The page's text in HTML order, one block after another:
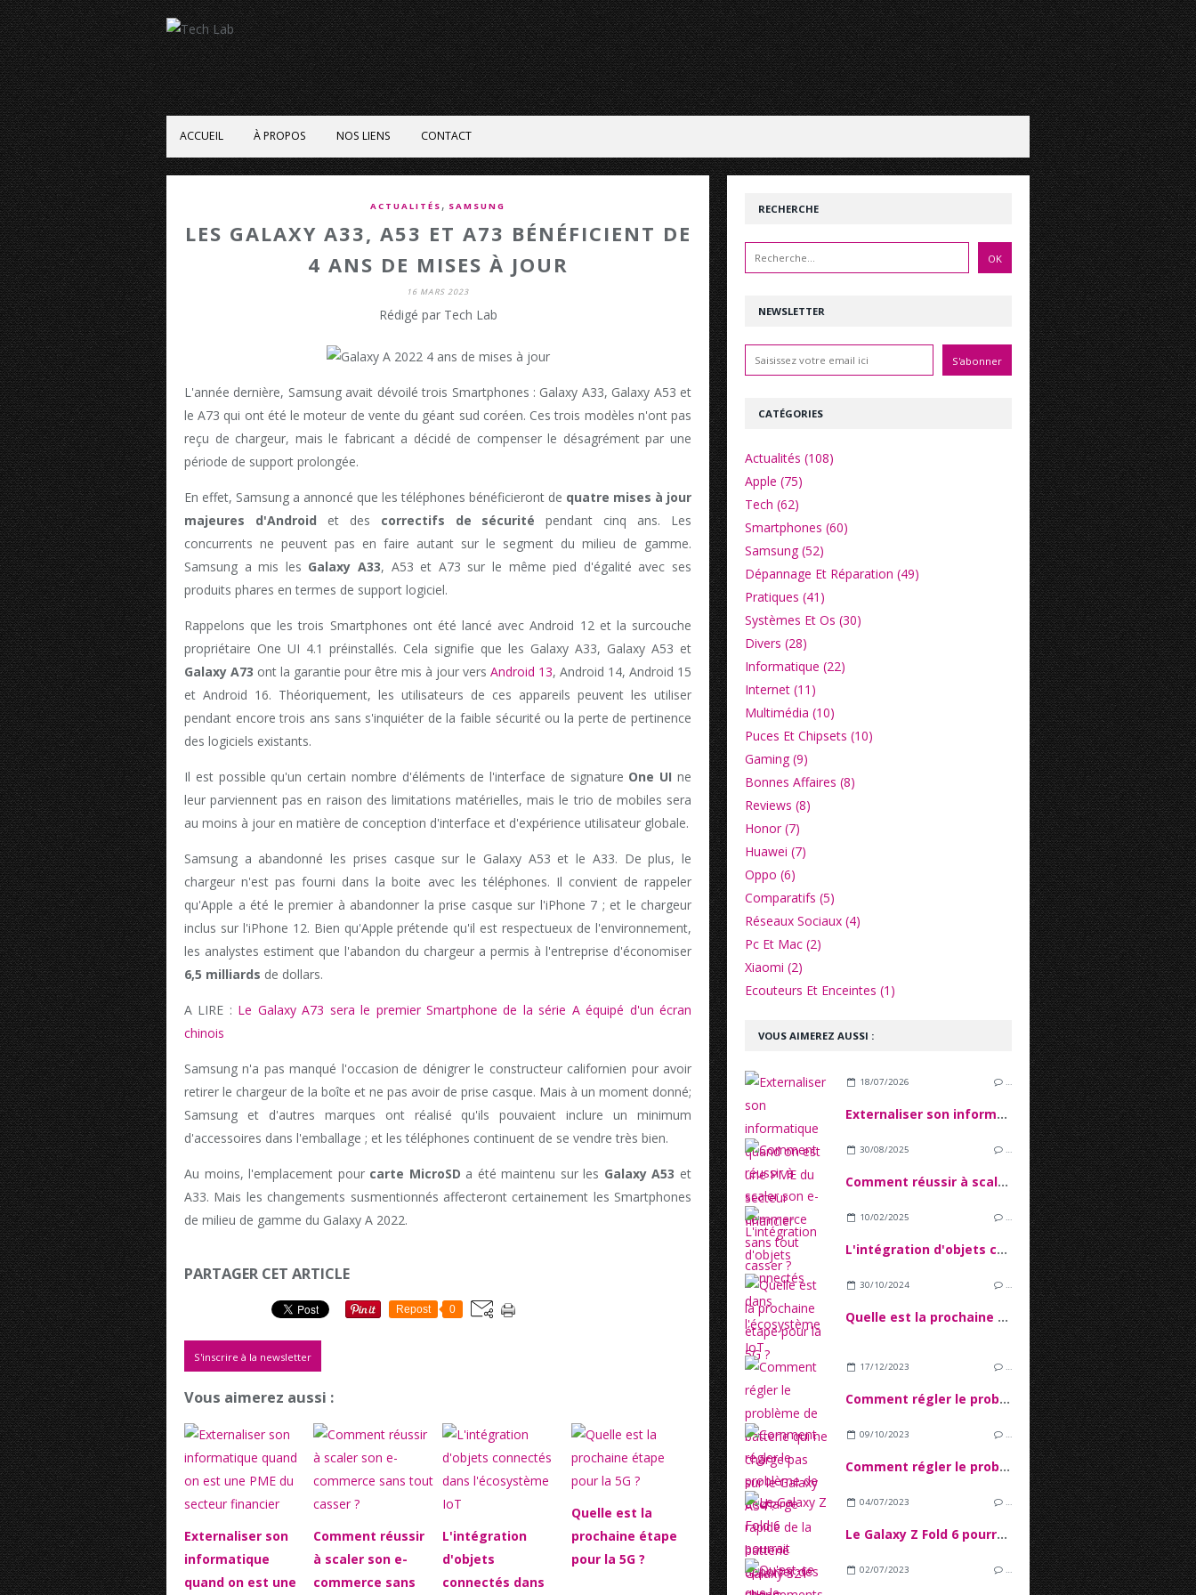
ACCUEIL À PROPOS NOS LIENS CONTACT
ACTUALITÉS , SAMSUNG
LES GALAXY A33, A53 ET A73 BÉNÉFICIENT DE
4 ANS DE MISES À JOUR
16 MARS 2023
Rédigé par Tech Lab
L'année dernière, Samsung avait dévoilé trois Smartphones : Galaxy A33, Galaxy A53 et
le A73 qui ont été le moteur de vente du géant sud coréen. Ces trois modèles n'ont pas
reçu de chargeur, mais le fabricant a décidé de compenser le désagrément par une
période de support prolongée.
En effet, Samsung a annoncé que les téléphones bénéficieront de quatre mises à jour
majeures d'Android et des correctifs de sécurité pendant cinq ans. Les
concurrents ne peuvent pas en faire autant sur le segment du milieu de gamme.
Samsung a mis les Galaxy A33, A53 et A73 sur le même pied d'égalité avec ses
produits phares en termes de support logiciel.
Rappelons que les trois Smartphones ont été lancé avec Android 12 et la surcouche
propriétaire One UI 4.1 préinstallés. Cela signifie que les Galaxy A33, Galaxy A53 et
Galaxy A73 ont la garantie pour être mis à jour vers Android 13, Android 14, Android 15
et Android 16. Théoriquement, les utilisateurs de ces appareils peuvent les utiliser
pendant encore trois ans sans s'inquiéter de la faible sécurité ou la perte de pertinence
des logiciels existants.
Il est possible qu'un certain nombre d'éléments de l'interface de signature One UI ne
leur parviennent pas en raison des limitations matérielles, mais le trio de mobiles sera
au moins à jour en matière de conception d'interface et d'expérience utilisateur globale.
Samsung a abandonné les prises casque sur le Galaxy A53 et le A33. De plus, le
chargeur n'est pas fourni dans la boite avec les téléphones. Il convient de rappeler
qu'Apple a été le premier à abandonner la prise casque sur l'iPhone 7 ; et le chargeur
inclus sur l'iPhone 12. Bien qu'Apple prétende qu'il est respectueux de l'environnement,
les analystes estiment que l'abandon du chargeur a permis à l'entreprise d'économiser
6,5 milliards de dollars.
A LIRE : Le Galaxy A73 sera le premier Smartphone de la série A équipé d'un écran
chinois
Samsung n'a pas manqué l'occasion de dénigrer le constructeur californien pour avoir
retirer le chargeur de la boîte et ne pas avoir de prise casque. Mais à un moment donné;
Samsung et d'autres marques ont réalisé qu'ils pouvaient inclure un minimum
d'accessoires dans l'emballage ; et les téléphones continuent de se vendre très bien.
Au moins, l'emplacement pour carte MicroSD a été maintenu sur les Galaxy A53 et
A33. Mais les changements susmentionnés affecteront certainement les Smartphones
de milieu de gamme du Galaxy A 2022.
PARTAGER CET ARTICLE
Repost 0
S'inscrire à la newsletter
Vous aimerez aussi :
Externaliser son
informatique
quand on est une
Comment réussir
à scaler son e-
commerce sans
L'intégration
d'objets
connectés dans
Quelle est la
prochaine étape
pour la 5G ?
NEWSLETTER
RECHERCHE
VOUS AIMEREZ AUSSI :
18/07/2026 …
Externaliser son informatique quand on est une PME du secteur financier
30/08/2025 …
Comment réussir à scaler son e-commerce sans tout casser ?
10/02/2025 …
L'intégration d'objets connectés dans l'écosystème IoT
30/10/2024 …
Quelle est la prochaine étape pour la 5G ?
17/12/2023 …
Comment régler le problème de batterie qui ne charge pas sur le Galaxy A34 ?
09/10/2023 …
Comment régler le problème de décharge rapide de la batterie Galaxy S21 Ultra ?
04/07/2023 …
Le Galaxy Z Fold 6 pourrait apporter des changements de conception
02/07/2023 …
CATÉGORIES
Actualités (108)
Apple (75)
Tech (62)
Smartphones (60)
Samsung (52)
Dépannage Et Réparation (49)
Pratiques (41)
Systèmes Et Os (30)
Divers (28)
Informatique (22)
Internet (11)
Multimédia (10)
Puces Et Chipsets (10)
Gaming (9)
Bonnes Affaires (8)
Reviews (8)
Honor (7)
Huawei (7)
Oppo (6)
Comparatifs (5)
Réseaux Sociaux (4)
Pc Et Mac (2)
Xiaomi (2)
Ecouteurs Et Enceintes (1)